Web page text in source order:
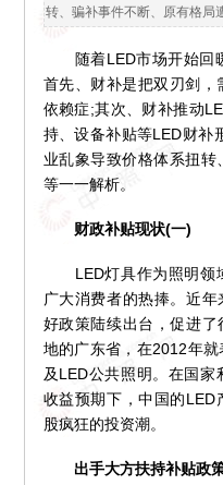
转、骗补事件不断、原有格局
随着LED市场开始回暖
首先、财补是把双刃剑
依赖症;其次、财补推动
持、设备补贴等LED财补
业乱象导致价格体系扭
等一一解析。
财政补贴现状(一)
LED灯具作为照明领
广大消费者的热捧。近
好政策陆续出台，促进
地的广东省，在2012年
及LED公共照明。在国
收益预期下，中国的
股疯狂的投资潮。
出手大方扶持补贴政